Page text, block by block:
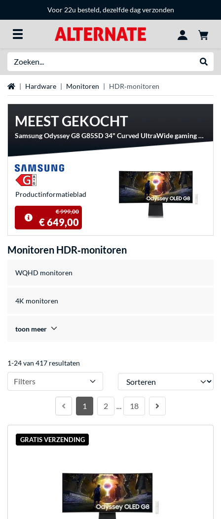
Voor 22u besteld, dezelfde dag verzonden
Home Hardware Monitoren HDR‑monitoren
MEEST GEKOCHT
Samsung Odyssey G8 G85SD 34" Curved UltraWide gaming monitor
Product­informatieblad
€ 999,00
€ 649,00
Monitoren HDR‑monitoren
WQHD monitoren
4K monitoren
toon meer
1-24 van 417 resultaten
Filters Sorteren
1 2 … 18
GRATIS VERZENDING